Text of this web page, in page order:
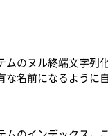
ムのヌル終端文字列
な名前になるように